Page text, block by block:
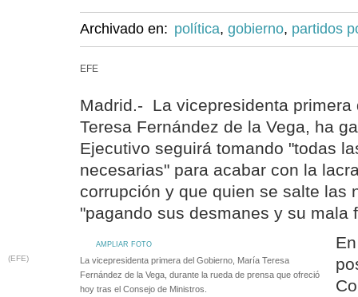
Archivado en: política, gobierno, partidos
EFE
Madrid.- La vicepresidenta primera
Teresa Fernández de la Vega, ha
Ejecutivo seguirá tomando "todas
necesarias" para acabar con la
corrupción y que quien se salte las
"pagando sus desmanes y su mala
AMPLIAR FOTO
(EFE)
La vicepresidenta primera del Gobierno, María Teresa
Fernández de la Vega, durante la rueda de prensa que ofreció
hoy tras el Consejo de Ministros.